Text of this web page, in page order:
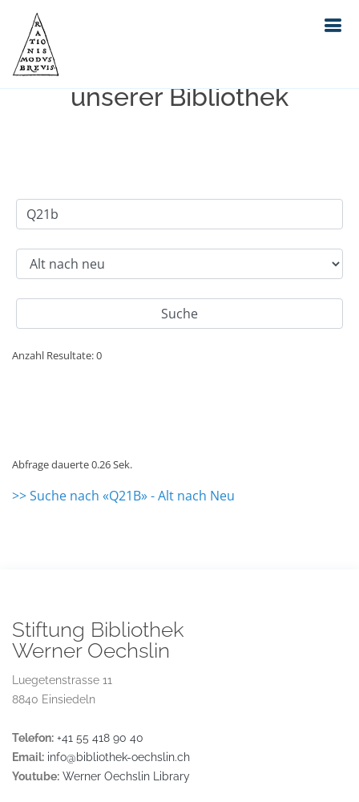
Einfache Suche im Bestand
unserer Bibliothek
Anzahl Resultate: 0
Abfrage dauerte 0.26 Sek.
>> Suche nach «Q21B» - Alt nach Neu
Stiftung Bibliothek
Werner Oechslin
Luegetenstrasse 11
8840 Einsiedeln
Telefon: +41 55 418 90 40
Email: info@bibliothek-oechslin.ch
Youtube: Werner Oechslin Library